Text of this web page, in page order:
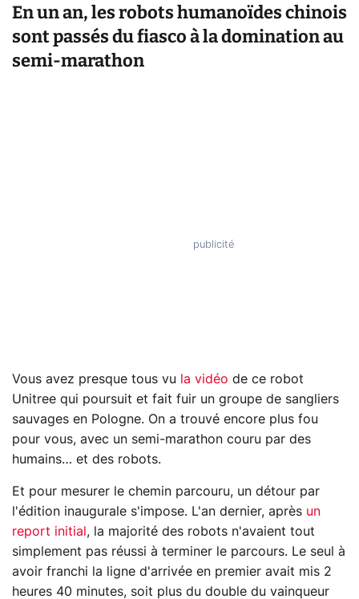
En un an, les robots humanoïdes chinois
sont passés du fiasco à la domination au
semi-marathon
Vous avez presque tous vu la vidéo de ce robot
Unitree qui poursuit et fait fuir un groupe de sangliers
sauvages en Pologne. On a trouvé encore plus fou
pour vous, avec un semi-marathon couru par des
humains… et des robots.
Et pour mesurer le chemin parcouru, un détour par
l'édition inaugurale s'impose. L'an dernier, après un
report initial , la majorité des robots n'avaient tout
simplement pas réussi à terminer le parcours. Le seul à
avoir franchi la ligne d'arrivée en premier avait mis 2
heures 40 minutes, soit plus du double du vainqueur